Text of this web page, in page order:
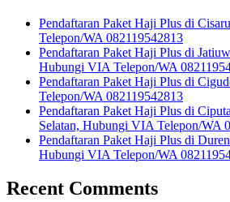
Pendaftaran Paket Haji Plus di
Telepon/WA 082119542813
Pendaftaran Paket Haji Plus di
Hubungi VIA Telepon/WA
Pendaftaran Paket Haji Plus di
Telepon/WA 082119542813
Pendaftaran Paket Haji Plus di
Selatan, Hubungi VIA Telepon/WA
Pendaftaran Paket Haji Plus di
Hubungi VIA Telepon/WA
Recent Comments